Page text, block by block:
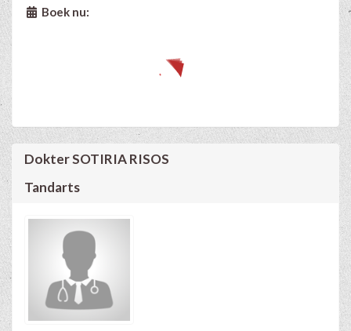
Boek nu:
Dokter SOTIRIA RISOS
Tandarts